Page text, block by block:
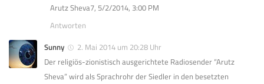
Arutz Sheva7, 5/2/2014, 3:00 PM
Antworten
Sunny
2. Mai 2014 um 20:28 Uhr
Der religiös-zionistisch ausgerichtete Radiosender “Arutz
Sheva” wird als Sprachrohr der Siedler in den besetzten